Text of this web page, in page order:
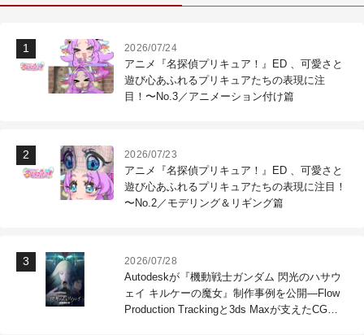
2026/07/24
アニメ『名探偵プリキュア！』ED 、可愛さと
遊び心あふれるプリキュアたちの表現に注
目！〜No.3／アニメーション付け篇
2026/07/23
アニメ『名探偵プリキュア！』ED 、可愛さと
遊び心あふれるプリキュアたちの表現に注目！
〜No.2／モデリング＆リギング篇
2026/07/28
Autodeskが『機動戦士ガンダム 閃光のハサウ
ェイ キルケーの魔女』制作事例を公開―Flow
Production Trackingと3ds Maxが支えたCG制